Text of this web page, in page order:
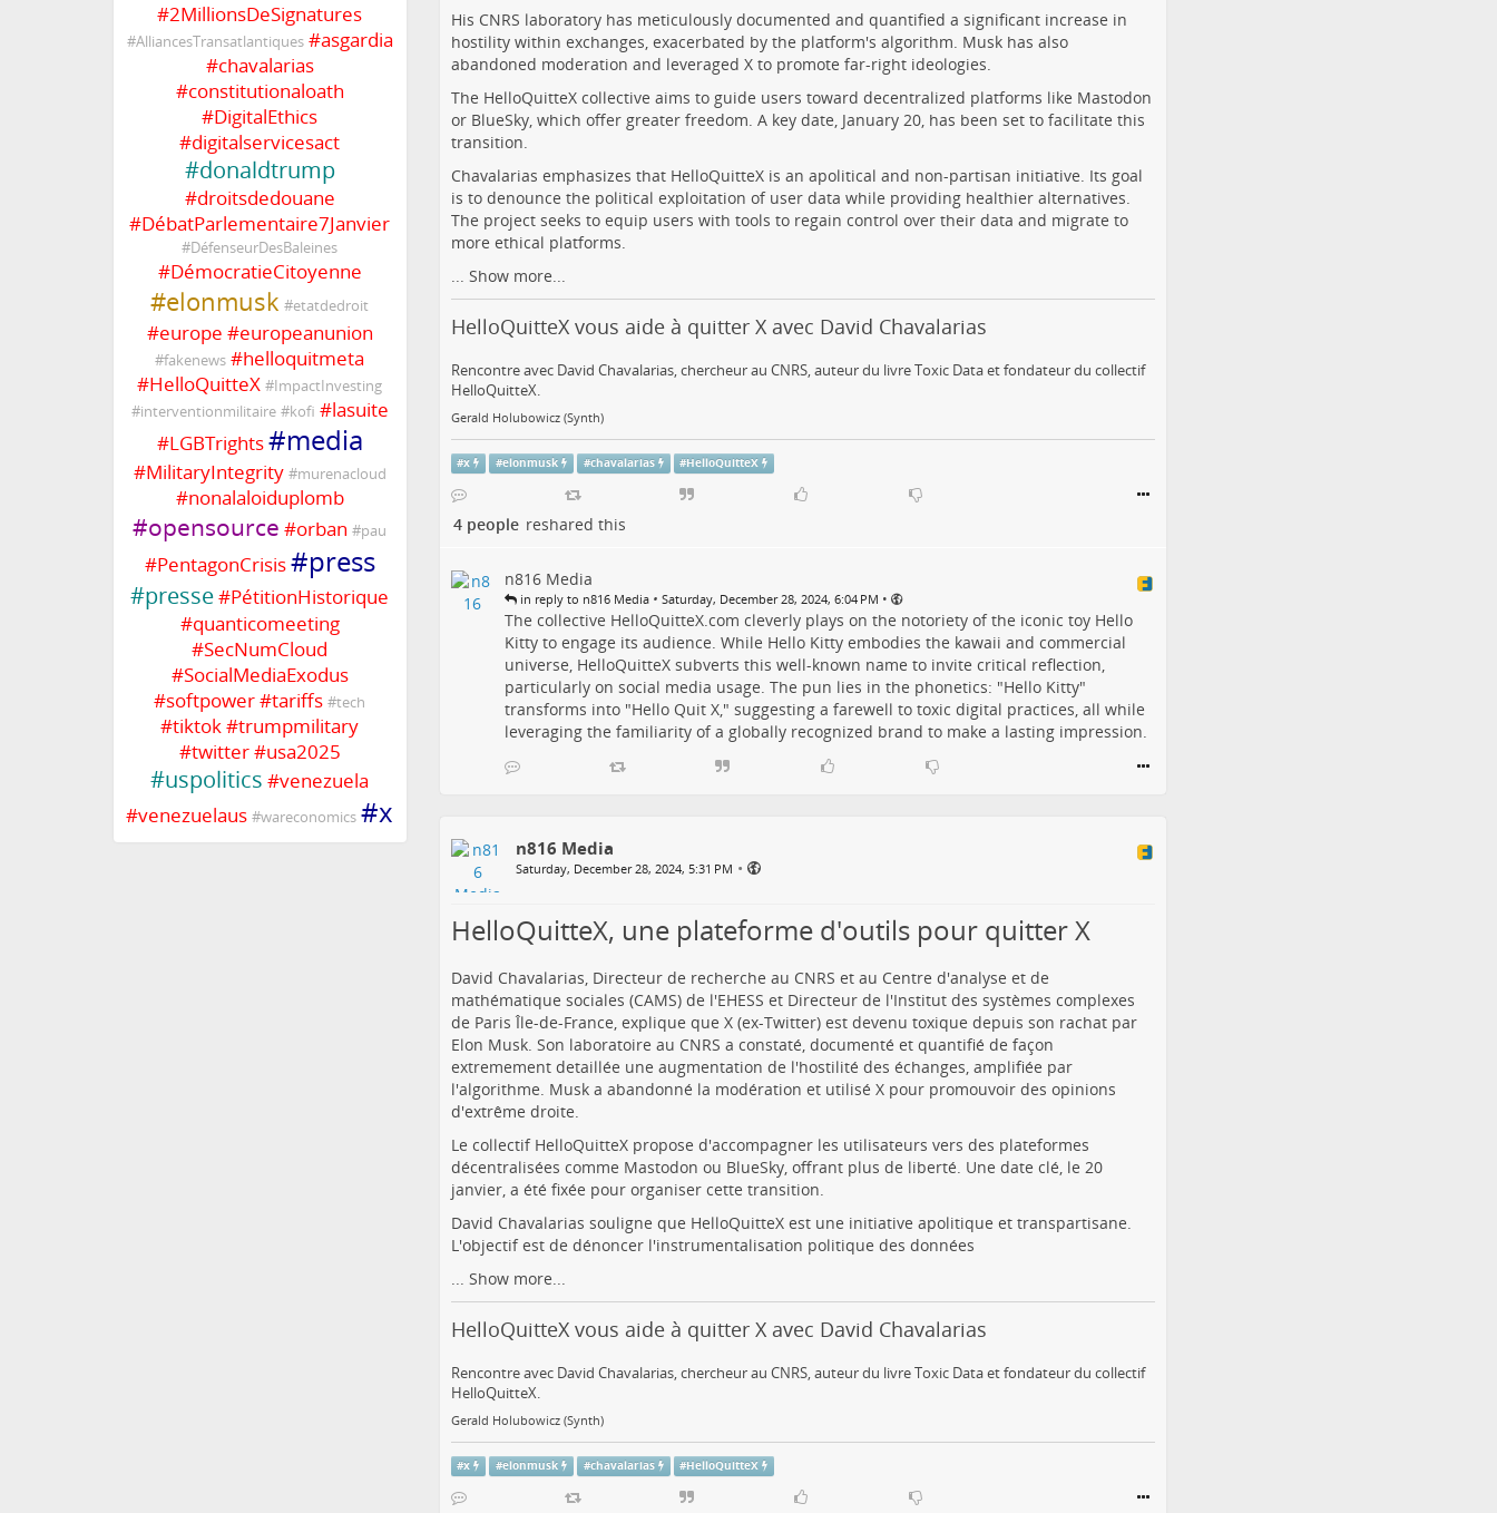
#2MillionsDeSignatures
#AlliancesTransatlantiques #asgardia
#chavalarias
#constitutionaloath
#DigitalEthics
#digitalservicesact
#donaldtrump
#droitsdedouane
#DébatParlementaire7Janvier
#DéfenseurDesBaleines
#DémocratieCitoyenne
#elonmusk #etatdedroit
#europe #europeanunion
#fakenews #helloquitmeta
#HelloQuitteX #ImpactInvesting
#interventionmilitaire #kofi #lasuite
#LGBTrights#media
#MilitaryIntegrity #murenacloud
#nonalaloiduplomb
#opensource #orban #pau
#PentagonCrisis#press
#presse#PétitionHistorique
#quanticomeeting
#SecNumCloud
#SocialMediaExodus
#softpower#tariffs #tech
#tiktok#trumpmilitary
#twitter#usa2025
#uspolitics #venezuela
#venezuelaus #wareconomics #x
His CNRS laboratory has meticulously documented and quantified a significant increase in
hostility within exchanges, exacerbated by the platform's algorithm. Musk has also
abandoned moderation and leveraged X to promote far-right ideologies.
The HelloQuitteX collective aims to guide users toward decentralized platforms like Mastodon
or BlueSky, which offer greater freedom. A key date, January 20, has been set to facilitate this
transition.
Chavalarias emphasizes that HelloQuitteX is an apolitical and non-partisan initiative. Its goal
is to denounce the political exploitation of user data while providing healthier alternatives.
The project seeks to equip users with tools to regain control over their data and migrate to
more ethical platforms.
... Show more...
HelloQuitteX vous aide à quitter X avec David Chavalarias
Rencontre avec David Chavalarias, chercheur au CNRS, auteur du livre Toxic Data et fondateur du collectif
HelloQuitteX.
Gerald Holubowicz (Synth)
#x #elonmusk #chavalarias #HelloQuitteX
4 people reshared this
n816 Media
in reply to n816 Media • Saturday, December 28, 2024, 6:04 PM •
The collective HelloQuitteX.com cleverly plays on the notoriety of the iconic toy Hello
Kitty to engage its audience. While Hello Kitty embodies the kawaii and commercial
universe, HelloQuitteX subverts this well-known name to invite critical reflection,
particularly on social media usage. The pun lies in the phonetics: "Hello Kitty"
transforms into "Hello Quit X," suggesting a farewell to toxic digital practices, all while
leveraging the familiarity of a globally recognized brand to make a lasting impression.
n816 Media
Saturday, December 28, 2024, 5:31 PM •
HelloQuitteX, une plateforme d'outils pour quitter X
David Chavalarias, Directeur de recherche au CNRS et au Centre d'analyse et de
mathématique sociales (CAMS) de l'EHESS et Directeur de l'Institut des systèmes complexes
de Paris Île-de-France, explique que X (ex-Twitter) est devenu toxique depuis son rachat par
Elon Musk. Son laboratoire au CNRS a constaté, documenté et quantifié de façon
extremement detaillée une augmentation de l'hostilité des échanges, amplifiée par
l'algorithme. Musk a abandonné la modération et utilisé X pour promouvoir des opinions
d'extrême droite.
Le collectif HelloQuitteX propose d'accompagner les utilisateurs vers des plateformes
décentralisées comme Mastodon ou BlueSky, offrant plus de liberté. Une date clé, le 20
janvier, a été fixée pour organiser cette transition.
David Chavalarias souligne que HelloQuitteX est une initiative apolitique et transpartisane.
L'objectif est de dénoncer l'instrumentalisation politique des données
... Show more...
HelloQuitteX vous aide à quitter X avec David Chavalarias
Rencontre avec David Chavalarias, chercheur au CNRS, auteur du livre Toxic Data et fondateur du collectif
HelloQuitteX.
Gerald Holubowicz (Synth)
#x #elonmusk #chavalarias #HelloQuitteX